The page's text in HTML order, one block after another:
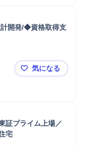
計開発/◆資格取得支
【仙台/転
気になる
証プライム上場／
宅